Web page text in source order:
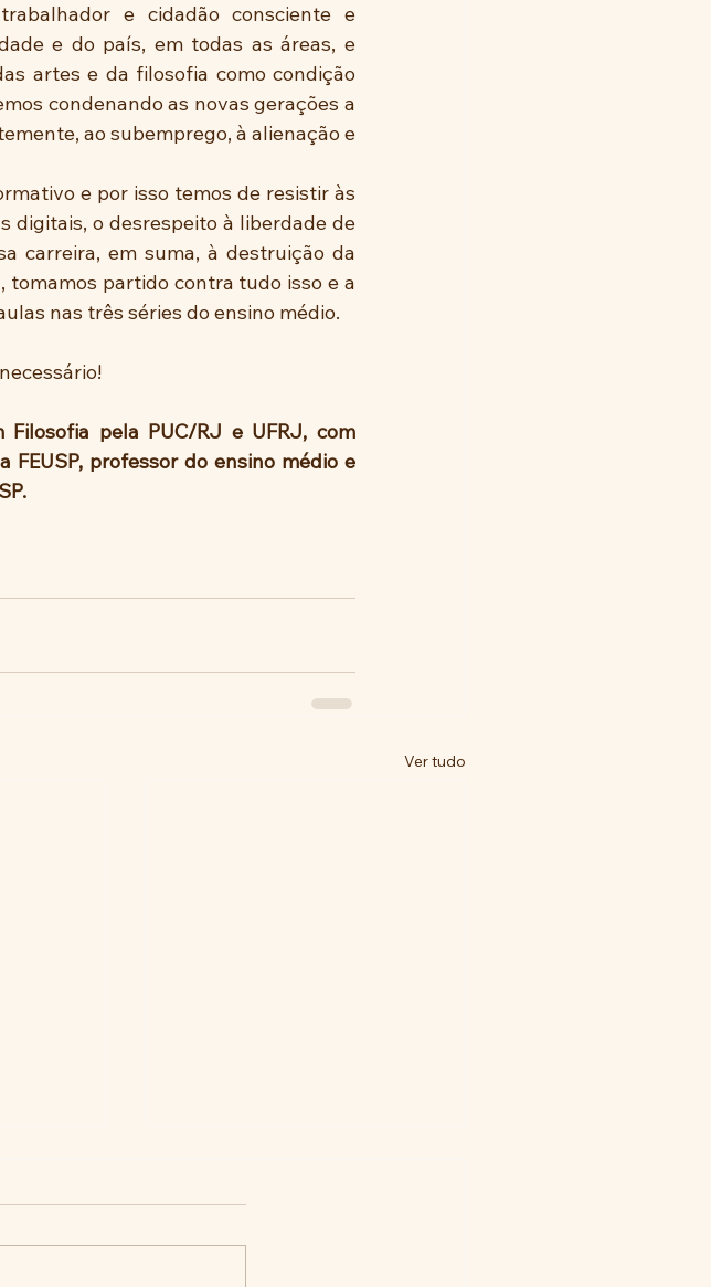
e cidadão consciente e
e do país, em todas as áreas, e
artes e da filosofia como condição
condenando as novas gerações a
ao subemprego, à alienação e
e por isso temos de resistir às
digitais, o desrespeito à liberdade de
carreira, em suma, à destruição da
tomamos partido contra tudo isso e a
nas três séries do ensino médio.
pela PUC/RJ e UFRJ, com
FEUSP, professor do ensino médio e
Ver tudo